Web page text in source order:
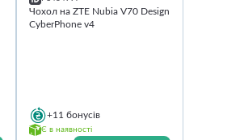
Чохол на ZTE Nubia V70 Design
CyberPhone v4
+11 бонусів
Є в наявності